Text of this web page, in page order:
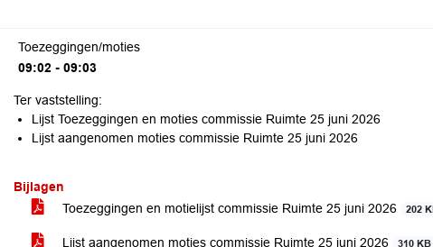
Toezeggingen/moties
09:02 - 09:03
Ter vaststelling:
Lijst Toezeggingen en moties commissie Ruimte 25 juni 2026
Lijst aangenomen moties commissie Ruimte 25 juni 2026
Bijlagen
Toezeggingen en motielijst commissie Ruimte 25 juni 2026
202
Lijst aangenomen moties commissie Ruimte 25 juni 2026 310 KB